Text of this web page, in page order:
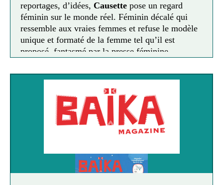
reportages, d’idées, Causette pose un regard
féminin sur le monde réel. Féminin décalé qui
ressemble aux vraies femmes et refuse le modèle
unique et formaté de la femme tel qu’il est
proposé, fantasmé par la presse féminine
minceur, people, enfant, shopping…
: Le mag des néo-jardiniers
Veìr (prononcez ‘vert’) est un magazine papier
trimestriel, dédié au jardinage, aux plantes et à la
nature. On y parle potager, plantes vertes, balades
de la nature dans nos vies !